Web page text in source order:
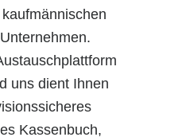
uns dient Ihnen
Kassenbuch,